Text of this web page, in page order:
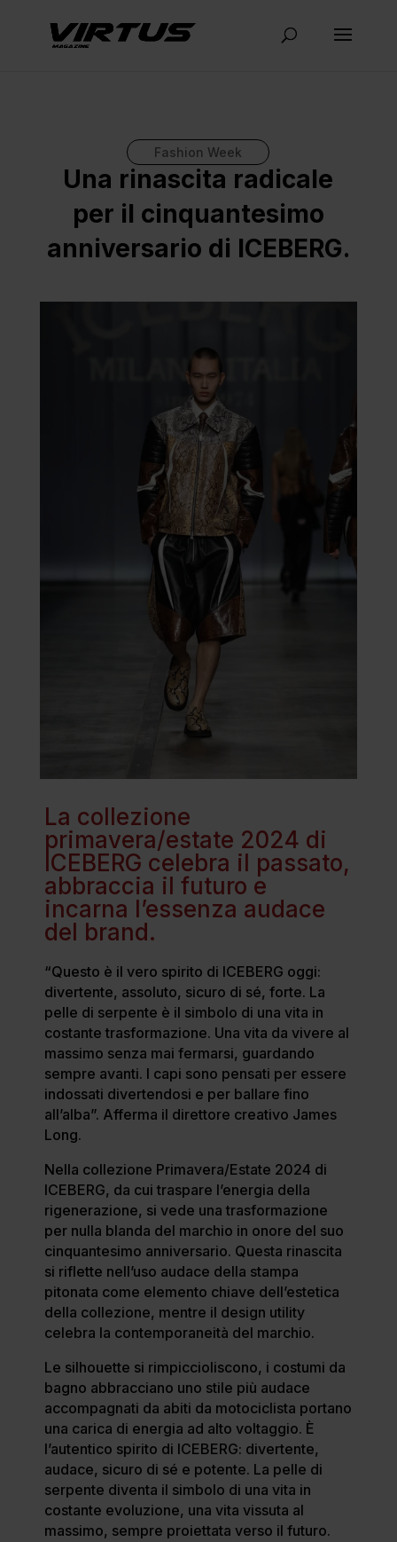
Fashion Week
Una rinascita radicale
per il cinquantesimo
anniversario di ICEBERG.
La collezione
primavera/estate 2024 di
ICEBERG celebra il passato,
abbraccia il futuro e
incarna l’essenza audace
del brand.
“Questo è il vero spirito di ICEBERG oggi:
divertente, assoluto, sicuro di sé, forte. La
pelle di serpente è il simbolo di una vita in
costante trasformazione. Una vita da vivere al
massimo senza mai fermarsi, guardando
sempre avanti. I capi sono pensati per essere
indossati divertendosi e per ballare fino
all’alba”. Afferma il direttore creativo James
Long.
Nella collezione Primavera/Estate 2024 di
ICEBERG, da cui traspare l’energia della
rigenerazione, si vede una trasformazione
per nulla blanda del marchio in onore del suo
cinquantesimo anniversario. Questa rinascita
si riflette nell’uso audace della stampa
pitonata come elemento chiave dell’estetica
della collezione, mentre il design utility
celebra la contemporaneità del marchio.
Le silhouette si rimpiccioliscono, i costumi da
bagno abbracciano uno stile più audace
accompagnati da abiti da motociclista portano
una carica di energia ad alto voltaggio. È
l’autentico spirito di ICEBERG: divertente,
audace, sicuro di sé e potente. La pelle di
serpente diventa il simbolo di una vita in
costante evoluzione, una vita vissuta al
massimo, sempre proiettata verso il futuro.